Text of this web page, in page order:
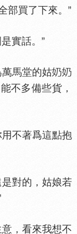
部買了下來。”
實話。”
馬堂的姑
不多備些貨，
不著爲這點抱
對的，姑娘若
，看來我想不